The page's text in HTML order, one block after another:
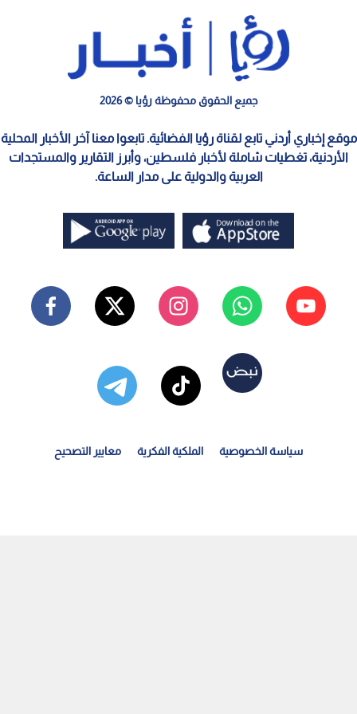
جميع الحقوق محفوظة رؤيا © 2026
موقع إخباري أردني تابع لقناة رؤيا الفضائية. تابعوا معنا آخر الأخبار المحلية
الأردنية، تغطيات شاملة لأخبار فلسطين، وأبرز التقارير والمستجدات
العربية والدولية على مدار الساعة.
سياسة الخصوصية الملكية الفكرية معايير التصحيح